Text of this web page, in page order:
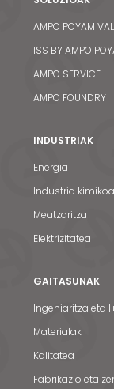
AMPO POYAM
ISS BY AMPO
AMPO SERVICE
AMPO FOUNDRY
INDUSTRIAK
Energia
Industria
Meatzaritza
Elektrizitatea
GAITASUNAK
Ingeniaritza eta
Materialak
Kalitatea
Fabrikazio eta